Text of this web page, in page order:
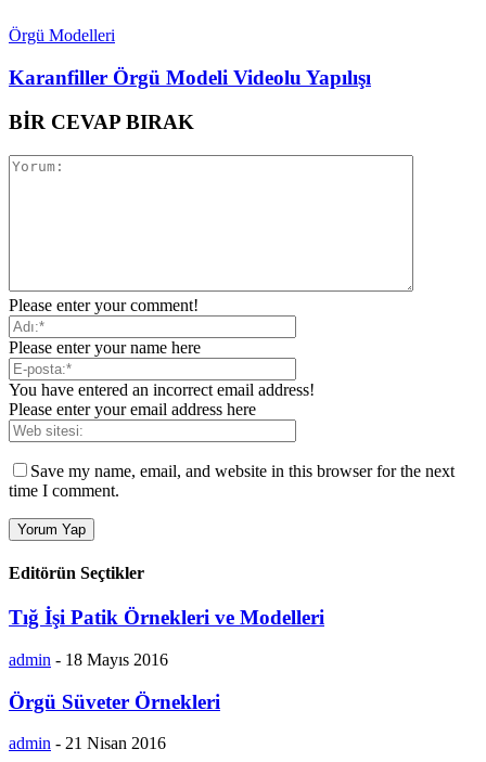
Örgü Modelleri
Karanfiller Örgü Modeli Videolu Yapılışı
BİR CEVAP BIRAK
Please enter your comment!
Please enter your name here
You have entered an incorrect email address!
Please enter your email address here
Save my name, email, and website in this browser for the next
time I comment.
Editörün Seçtikler
Tığ İşi Patik Örnekleri ve Modelleri
admin - 18 Mayıs 2016
Örgü Süveter Örnekleri
admin - 21 Nisan 2016